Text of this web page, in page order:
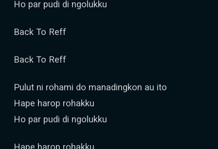
Ho par pudi di ngolukku
Back To Reff
Back To Reff
Pulut ni rohami do manadingkon au ito
Hape harop rohakku
Ho par pudi di ngolukku
Hape harop rohakku